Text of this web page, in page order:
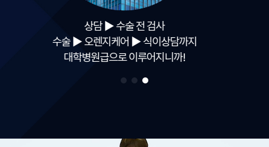
만족도 높은 결과를 위해
늘 연구하고 고민하는
원장님들이 있으니까!